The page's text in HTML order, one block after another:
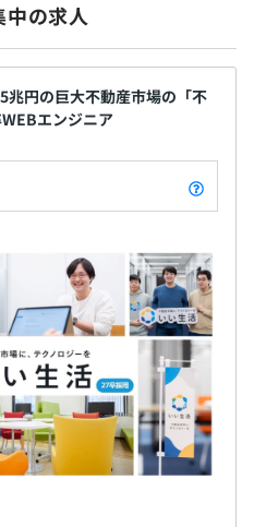
への参加
任意）
ット駆動開発
て実費支給※非課税限度額ま
月額10,000円支給）
一人につき月額30,000円支
つ各種資格の取得に必要な
の有無及びその内容
間の実績
日数
数／出産者数
に占める女性の割合
が、近年やっと電子契約
が進み、さらにDXが加速
も不動産向けSaaSの領域
エンドユーザーと不動産
ことを取り除き、不動
していきます。 また、不
者や市場すべてによりよ
動産に関わる関連領域に
トを開発し、業界全体の
に新たなプロダクト開発
中の求人
兆円の巨大不動産市場の「不
エンジニア